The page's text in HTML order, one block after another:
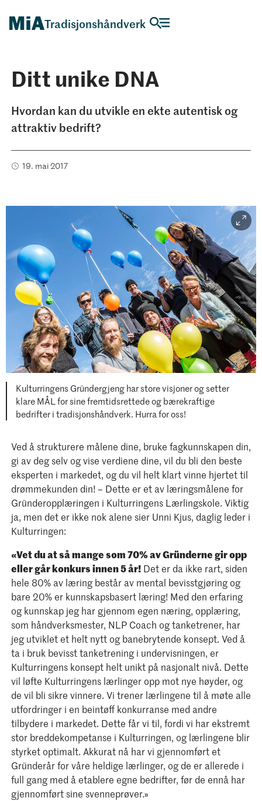
Tradisjonshåndverk
Ditt unike DNA
Hvordan kan du utvikle en ekte autentisk og
attraktiv bedrift?
19. mai 2017
Kulturringens Gründergjeng har store visjoner og setter
klare MÅL for sine fremtidsrettede og bærekraftige
bedrifter i tradisjonshåndverk. Hurra for oss!
Ved å strukturere målene dine, bruke fagkunnskapen din,
gi av deg selv og vise verdiene dine, vil du bli den beste
eksperten i markedet, og du vil helt klart vinne hjertet til
drømmekunden din! – Dette er et av læringsmålene for
Gründeropplæringen i Kulturringens Lærlingskole. Viktig
ja, men det er ikke nok alene sier Unni Kjus, daglig leder i
Kulturringen:
«Vet du at så mange som 70% av Gründerne gir opp
eller går konkurs innen 5 år!Det er da ikke rart, siden
hele 80% av læring består av mental bevisstgjøring og
bare 20% er kunnskapsbasert læring! Med den erfaring
og kunnskap jeg har gjennom egen næring, opplæring,
som håndverksmester, NLP Coach og tanketrener, har
jeg utviklet et helt nytt og banebrytende konsept. Ved å
ta i bruk bevisst tanketrening i undervisningen, er
Kulturringens konsept helt unikt på nasjonalt nivå. Dette
vil løfte Kulturringens lærlinger opp mot nye høyder, og
de vil bli sikre vinnere. Vi trener lærlingene til å møte alle
utfordringer i en beintøff konkurranse med andre
tilbydere i markedet. Dette får vi til, fordi vi har ekstremt
stor breddekompetanse i Kulturringen, og lærlingene blir
styrket optimalt. Akkurat nå har vi gjennomført et
Gründerår for våre heldige lærlinger, og de er allerede i
full gang med å etablere egne bedrifter, før de ennå har
gjennomført sine svenneprøver.»